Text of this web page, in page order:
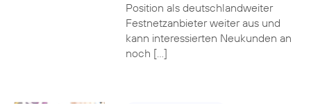
Position als deutschlandweiter
Festnetzanbieter weiter aus und
kann interessierten Neukunden an
noch […]